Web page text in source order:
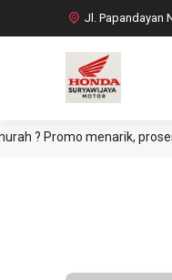
Jl. Papandayan No.
? Promo menarik, proses